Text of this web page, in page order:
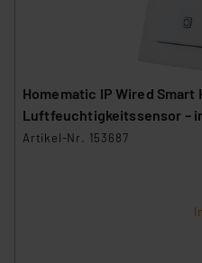
Homematic IP Wired Smart
Luftfeuchtigkeitssensor –
Artikel-Nr. 153687